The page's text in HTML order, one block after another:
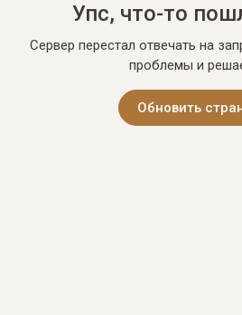
Упс, что-то
Сервер перестал отвечать на
проблемы и
Обновить